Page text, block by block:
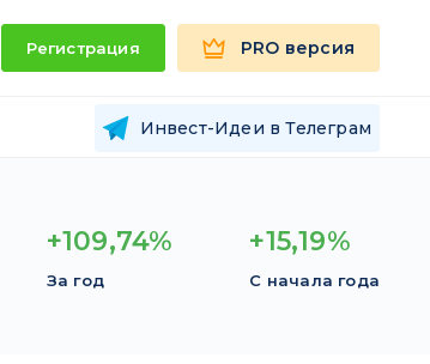
Регистрация PRO версия
Инвест-Идеи в Телеграм
+109,74%
За год
+15,19%
С начала года